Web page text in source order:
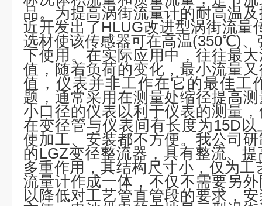
品。为提高涡街流量计的耐高温
近开发出了HLUG改进型涡街流量
选材使该传感器可在高温(350℃)、
下使用。在实际应用中，往往最
值，随着负荷的变化，最小流量
值，仪表并非工作在它的最佳工
题，通常采用在测量处缩径提高
小口径的仪表以利于仪表的测量
在变径管与仪表间有长度为15D
使加工、安装都不方便。我公司
的LGZ变径整流器，具有整流、
多重作用，其结构尺寸小，仅为
流量计作成一体，不仅不需要另
以降低对工艺管直管段的要求，